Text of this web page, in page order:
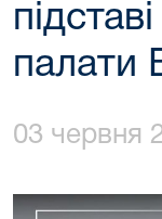
палати
03 червня